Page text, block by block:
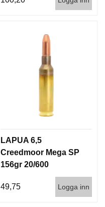
LAPUA 6,5
Creedmoor Mega SP
156gr 20/600
49,75 Logga inn